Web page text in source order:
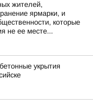
жителей,
ярмарки, и
которые
не ее месте...
укрытия